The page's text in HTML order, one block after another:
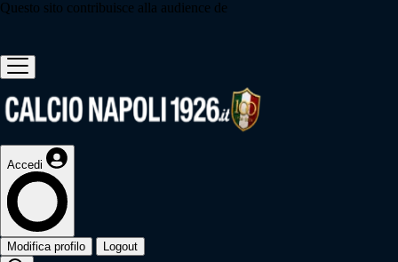
Questo sito contribuisce alla audience de
Accedi
Modifica profilo Logout